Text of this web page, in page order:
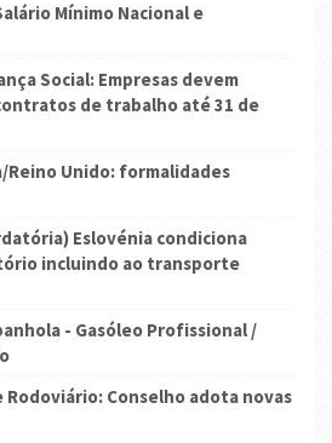
Mínimo Nacional e
Social: Empresas devem
de trabalho até 31 de
Reino Unido: formalidades
Eslovénia condiciona
incluindo ao transporte
- Gasóleo Profissional /
Rodoviário: Conselho adota novas